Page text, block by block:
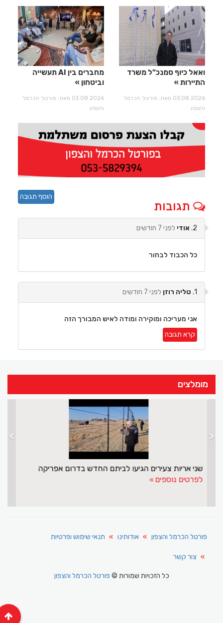
ואאל כיוף סמנכ"ל משרד
התיירות
03.08.2026 מאת: פורטל הכרמל
והצפון
מחברים בין AI תעשייה
וביטחון
03.08.2026 מאת: פורטל הכרמל
והצפון
תגובות
הוסף תגובה
אודילפני 7 חודשים
כל הכבוד לבחור
טליה רוזןלפני 7 חודשים
אני מעריכה ומוקירה ומודה לאיש המבורך הזה
קרא תגובה
מומלצים
מפרץ אילת לא מפסיק להפתיע
לפרטים נוספים
> <
פורטל הכרמל והצפון אודותינו תנאי שימוש ופרטיות
צור קשר
כל הזכויות שמורות ©פורטל הכרמל והצפון